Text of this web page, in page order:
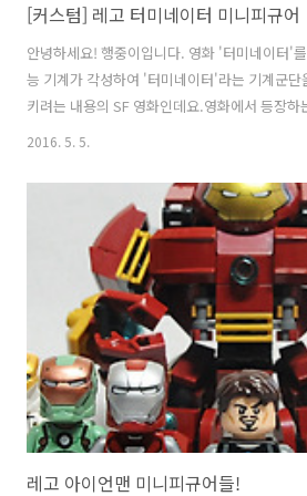
[커스텀] 레고 터미네이터 미니피규어
안녕하세요! 행중이입니다. 영화 '터미네이터'
능 기계가 각성하여 '터미네이터'라는 기계군단
키려는 내용의 SF 영화인데요.영화에서 등장
그러우면서도 멋지게 등장하죠!오늘 소개해드릴
브릭'이라는 국내 최초의 커스텀 미니피규어
해외 커스텀 제품이 아닌 'MADE IN KOREA'!정
급스러운 메탈릭 실버 색으로 도색 후 프린팅이
무시한 터미네이터의 모습이 귀여운 레고 미니
네요. 발가락과 팔 옆면까지 디테일이 섬세하게
디테일! 도색이 된 미..
2016. 5. 5.
레고 아이언맨 미니피규어들!